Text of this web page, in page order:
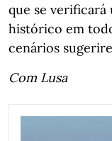
que se
histórico em
cenários
Com Lusa